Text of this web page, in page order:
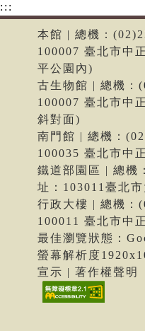
:::
本館 | 總機：
100007 臺北市中
平公園內)
古生物館 | 總機：
100007 臺北市中
斜對面)
南門館 | 總機：
100035 臺北市中
鐵道部園區 | 總機
址：103011臺北
行政大樓 | 總機：
100011 臺北市中
最佳瀏覽狀態：
螢幕解析度
宣示 | 著作權聲明